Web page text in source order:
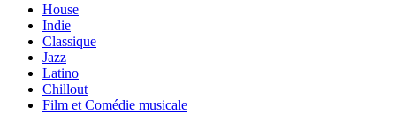
House
Indie
Classique
Jazz
Latino
Chillout
Film et Comédie musicale